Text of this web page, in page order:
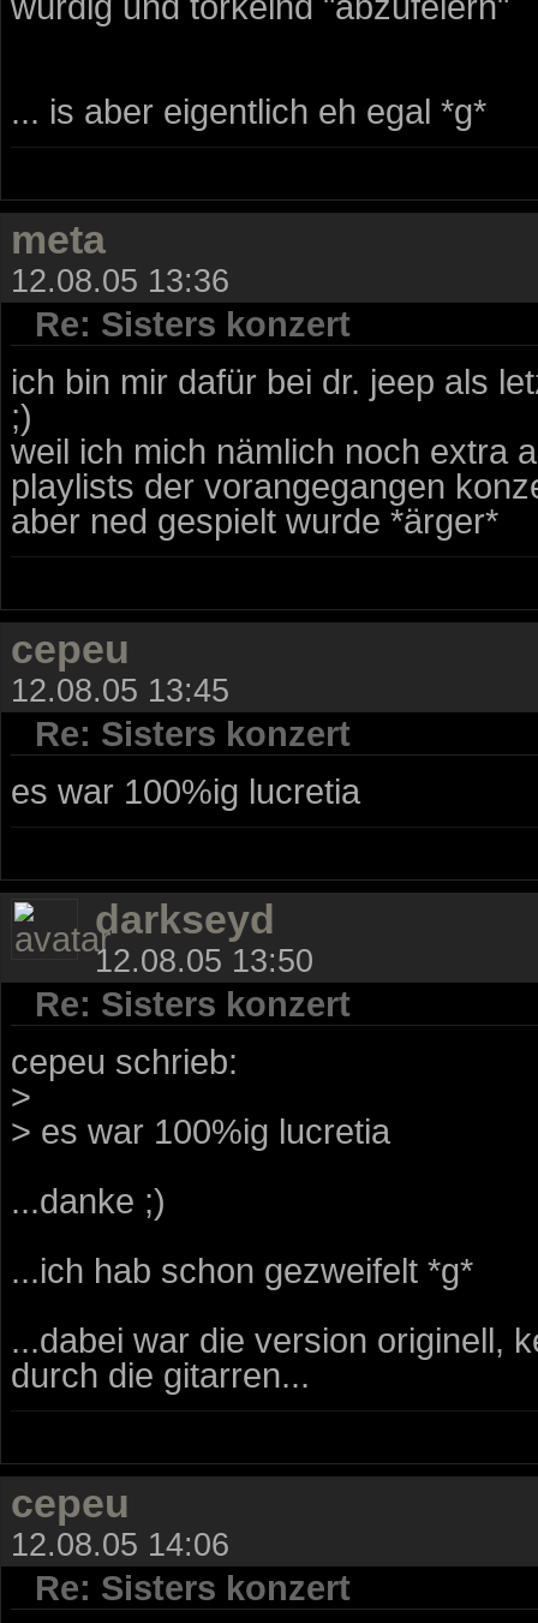
... is aber eigentlich eh egal *g*
meta
12.08.05 13:36
Re: Sisters konzert
ich bin mir dafür bei dr. jeep als
;)
weil ich mich nämlich noch extra
playlists der vorangegangen
aber ned gespielt wurde *ärger*
cepeu
12.08.05 13:45
Re: Sisters konzert
es war 100%ig lucretia
darkseyd
12.08.05 13:50
Re: Sisters konzert
cepeu schrieb:
>
> es war 100%ig lucretia
...danke ;)
...ich hab schon gezweifelt *g*
...dabei war die version originell,
durch die gitarren...
cepeu
12.08.05 14:06
Re: Sisters konzert